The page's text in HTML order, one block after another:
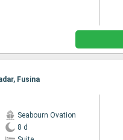
Fusina
Seabourn Ovation
8 d